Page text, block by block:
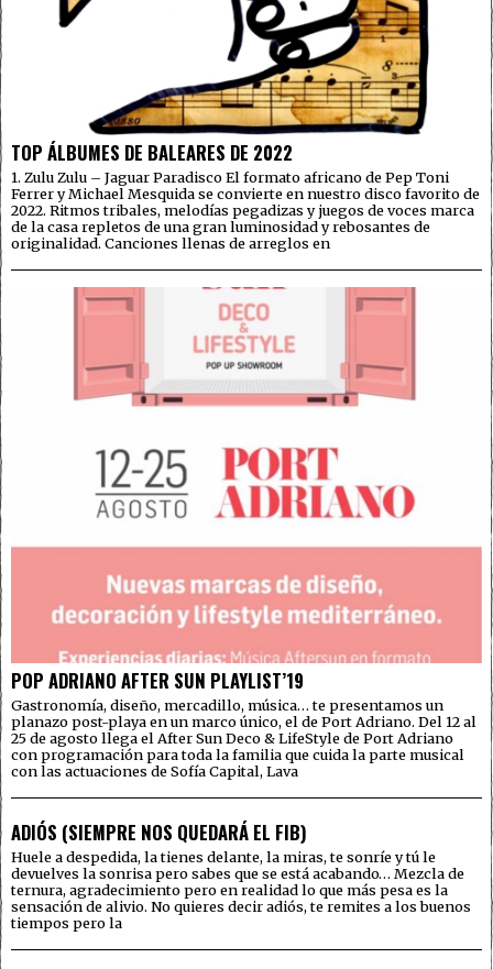
TOP ÁLBUMES DE BALEARES DE 2022
1. Zulu Zulu – Jaguar Paradisco El formato africano de Pep Toni
Ferrer y Michael Mesquida se convierte en nuestro disco favorito de
2022. Ritmos tribales, melodías pegadizas y juegos de voces marca
de la casa repletos de una gran luminosidad y rebosantes de
originalidad. Canciones llenas de arreglos en
POP ADRIANO AFTER SUN PLAYLIST’19
Gastronomía, diseño, mercadillo, música… te presentamos un
planazo post-playa en un marco único, el de Port Adriano. Del 12 al
25 de agosto llega el After Sun Deco & LifeStyle de Port Adriano
con programación para toda la familia que cuida la parte musical
con las actuaciones de Sofía Capital, Lava
ADIÓS (SIEMPRE NOS QUEDARÁ EL FIB)
Huele a despedida, la tienes delante, la miras, te sonríe y tú le
devuelves la sonrisa pero sabes que se está acabando… Mezcla de
ternura, agradecimiento pero en realidad lo que más pesa es la
sensación de alivio. No quieres decir adiós, te remites a los buenos
tiempos pero la